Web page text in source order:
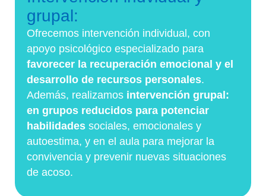
grupal:
Ofrecemos intervención individual, con
apoyo psicológico especializado para
favorecer la recuperación emocional y el
desarrollo de recursos personales.
Además, realizamos intervención grupal:
en grupos reducidos para potenciar
habilidades sociales, emocionales y
autoestima, y en el aula para mejorar la
convivencia y prevenir nuevas situaciones
de acoso.